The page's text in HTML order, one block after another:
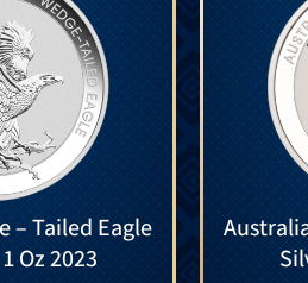
– Tailed Eagle
Oz 2023